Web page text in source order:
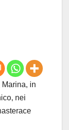
in
nei